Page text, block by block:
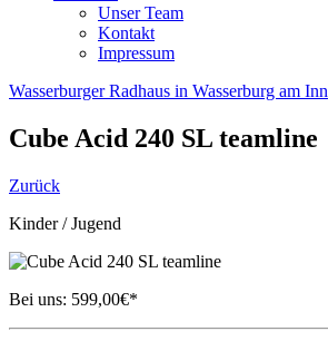
Unser Team
Kontakt
Impressum
Wasserburger Radhaus in Wasserburg am Inn
Cube Acid 240 SL teamline
Zurück
Kinder / Jugend
Bei uns: 599,00€*